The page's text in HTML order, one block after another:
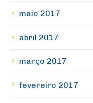
maio 2017
abril 2017
março 2017
fevereiro 2017